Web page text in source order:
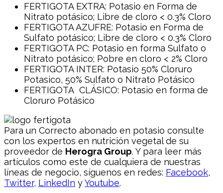
FERTIGOTA EXTRA: Potasio en Forma de
Nitrato potásico; Libre de cloro < 0.3% Cloro
FERTIGOTA AZUFRE: Potasio en Forma de
Sulfato potásico; Libre de cloro < 0.3% Cloro
FERTIGOTA PC: Potasio en forma Sulfato o
Nitrato potásico; Pobre en cloro < 2% Cloro
FERTIGOTA INTER: Potasio 50% Cloruro
Potasico, 50% Sulfato o Nitrato Potásico
FERTIGOTA CLÁSICO: Potasio en forma de
Cloruro Potásico
Para un Correcto abonado en potasio consulte
con los expertos en nutrición vegetal de su
proveedor de Herogra Group. Y para leer más
artículos como este de cualquiera de nuestras
líneas de negocio, síguenos en redes: Facebook,
Twitter, LinkedIn yYoutube.